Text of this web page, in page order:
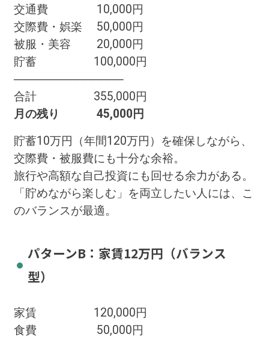
交通費 10,000円
交際費・娯楽 50,000円
被服・美容 20,000円
貯蓄 100,000円
──────────────
合計 355,000円
月の残り 45,000円
貯蓄10万円（年間120万円）を確保しながら、
交際費・被服費にも十分な余裕。
旅行や高額な自己投資にも回せる余力がある。
「貯めながら楽しむ」を両立したい人には、こ
のバランスが最適。
パターンB：家賃12万円（バランス
型）
家賃 120,000円
食費 50,000円